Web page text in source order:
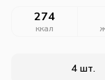
274
ккал
4 шт.